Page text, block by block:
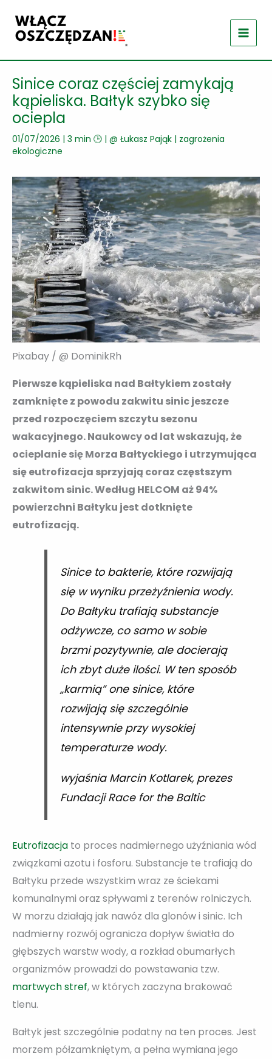
treści
Sinice coraz częściej zamykają
kąpieliska. Bałtyk szybko się
ociepla
01/07/2026 | 3 min 🕒 | @ Łukasz Pająk | zagrożenia
ekologiczne
Pixabay / @ DominikRh
Pierwsze kąpieliska nad Bałtykiem zostały
zamknięte z powodu zakwitu sinic jeszcze
przed rozpoczęciem szczytu sezonu
wakacyjnego. Naukowcy od lat wskazują, że
ocieplanie się Morza Bałtyckiego i utrzymująca
się eutrofizacja sprzyjają coraz częstszym
zakwitom sinic. Według HELCOM aż 94%
powierzchni Bałtyku jest dotknięte
eutrofizacją.
Sinice to bakterie, które rozwijają
się w wyniku przeżyźnienia wody.
Do Bałtyku trafiają substancje
odżywcze, co samo w sobie
brzmi pozytywnie, ale docierają
ich zbyt duże ilości. W ten sposób
„karmią” one sinice, które
rozwijają się szczególnie
intensywnie przy wysokiej
temperaturze wody.
wyjaśnia Marcin Kotlarek, prezes
Fundacji Race for the Baltic
Eutrofizacja to proces nadmiernego użyźniania wód
związkami azotu i fosforu. Substancje te trafiają do
Bałtyku przede wszystkim wraz ze ściekami
komunalnymi oraz spływami z terenów rolniczych.
W morzu działają jak nawóz dla glonów i sinic. Ich
nadmierny rozwój ogranicza dopływ światła do
głębszych warstw wody, a rozkład obumarłych
organizmów prowadzi do powstawania tzw.
martwych stref, w których zaczyna brakować
tlenu.
Bałtyk jest szczególnie podatny na ten proces. Jest
morzem półzamkniętym, a pełna wymiana jego